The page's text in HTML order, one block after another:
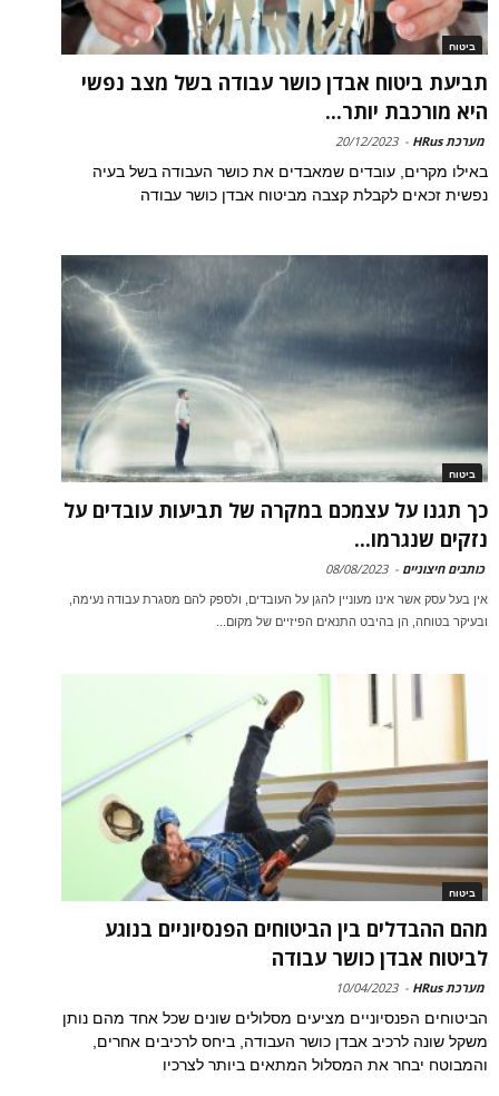
ביטוח
תביעת ביטוח אבדן כושר עבודה בשל מצב נפשי
היא מורכבת יותר...
מערכת HRus -
20/12/2023
באילו מקרים, עובדים שמאבדים את כושר העבודה בשל בעיה
נפשית זכאים לקבלת קצבה מביטוח אבדן כושר עבודה
ביטוח
כך תגנו על עצמכם במקרה של תביעות עובדים על
נזקים שנגרמו...
כותבים חיצוניים -
08/08/2023
אין בעל עסק אשר אינו מעוניין להגן על העובדים, ולספק להם מסגרת עבודה נעימה,
ובעיקר בטוחה, הן בהיבט התנאים הפיזיים של מקום...
ביטוח
מהם ההבדלים בין הביטוחים הפנסיוניים בנוגע
לביטוח אבדן כושר עבודה
מערכת HRus -
10/04/2023
הביטוחים הפנסיוניים מציעים מסלולים שונים שכל אחד מהם נותן
משקל שונה לרכיב אבדן כושר העבודה, ביחס לרכיבים אחרים,
והמבוטח יבחר את המסלול המתאים ביותר לצרכיו